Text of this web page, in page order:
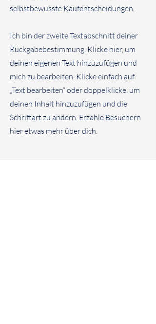
selbstbewusste Kaufentscheidungen.
Ich bin der zweite Textabschnitt deiner
Rückgabebestimmung. Klicke hier, um
deinen eigenen Text hinzuzufügen und
mich zu bearbeiten. Klicke einfach auf
„Text bearbeiten“ oder doppelklicke, um
deinen Inhalt hinzuzufügen und die
Schriftart zu ändern. Erzähle Besuchern
hier etwas mehr über dich.